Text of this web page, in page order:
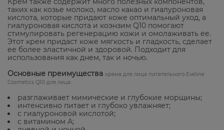
таких как козье молоко, масло какао и гиалуроновая
кислота, которые придают коже оптимальный уход, а
гиалуроновая кислота и коэнзим Q10 помогают
стимулировать регенерацию кожи и омолаживать ее.
Этот крем придаст коже мягкость и гладкость, сделает
ее более эластичной и здоровой. Подходит для
использования как днем, так и ночью.
Основные преимущества крема для лица питательного Eveline
Cosmetics Q10 для лица:
разглаживает мимические и глубокие морщины;
интенсивно питает и глубоко увлажняет;
с гиалуроновой кислотой;
с витамином А;